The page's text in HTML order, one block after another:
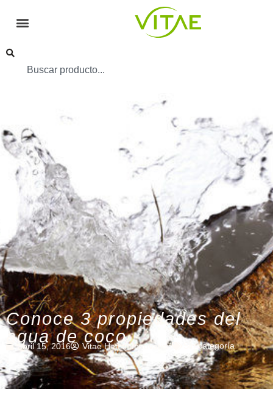
Conoce 3 propiedades del
agua de coco
abril 15, 2016 Vitae Health Innovation Sin categoría